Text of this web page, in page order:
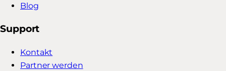
Blog
Support
Kontakt
Partner werden